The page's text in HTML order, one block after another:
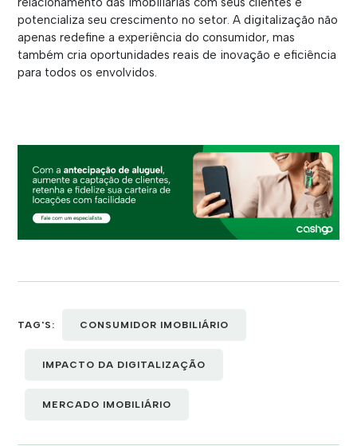
potencializa seu crescimento no setor. A digitalização não
apenas redefine a experiência do consumidor, mas
também cria oportunidades reais de inovação e eficiência
para todos os envolvidos.
TAG'S: CONSUMIDOR IMOBILIÁRIO
IMPACTO DA DIGITALIZAÇÃO
MERCADO IMOBILIÁRIO